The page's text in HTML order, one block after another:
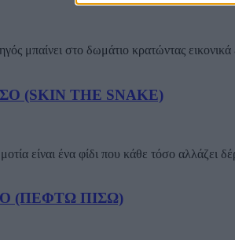
μπαίνει στο δωμάτιο κρατώντας
(SKIN THE SNAKE)
είναι ένα φίδι που κάθε τόσο αλλάζει
(ΠΕΦΤΩ ΠΙΣΩ)